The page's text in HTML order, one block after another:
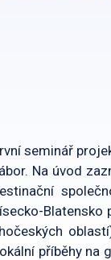
seminář
Na úvod
příběhy na